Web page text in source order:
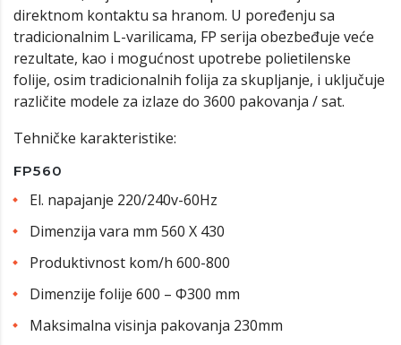
direktnom kontaktu sa hranom. U poređenju sa
tradicionalnim L-varilicama, FP serija obezbeđuje veće
rezultate, kao i mogućnost upotrebe polietilenske
folije, osim tradicionalnih folija za skupljanje, i uključuje
različite modele za izlaze do 3600 pakovanja / sat.
Tehničke karakteristike:
FP560
El. napajanje 220/240v-60Hz
Dimenzija vara mm 560 X 430
Produktivnost kom/h 600-800
Dimenzije folije 600 – Φ300 mm
Maksimalna visinja pakovanja 230mm